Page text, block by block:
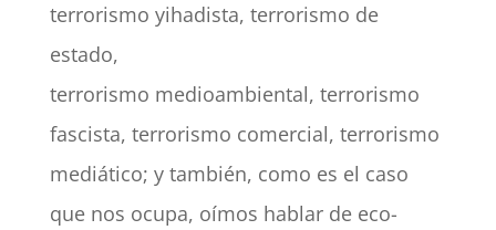
terrorismo yihadista, terrorismo de
estado,
terrorismo medioambiental, terrorismo
fascista, terrorismo comercial, terrorismo
mediático; y también, como es el caso
que nos ocupa, oímos hablar de eco-